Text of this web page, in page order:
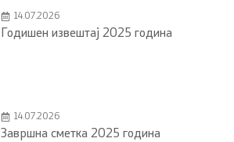
14.07.2026
Годишен извештај 2025 година
14.07.2026
Завршна сметка 2025 година